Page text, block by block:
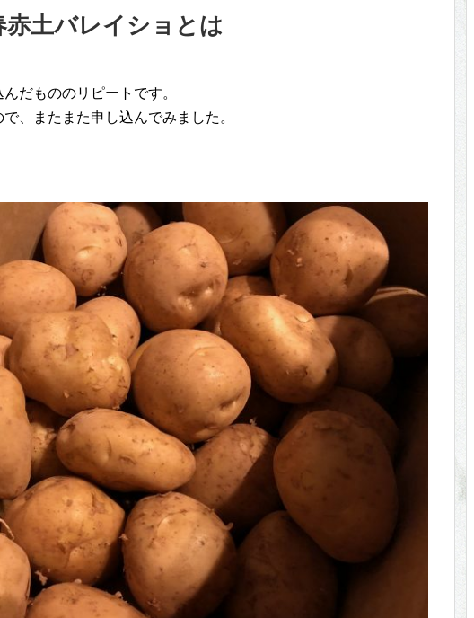
土バレイショとは
だもののリピートです。
、またまた申し込んでみました。